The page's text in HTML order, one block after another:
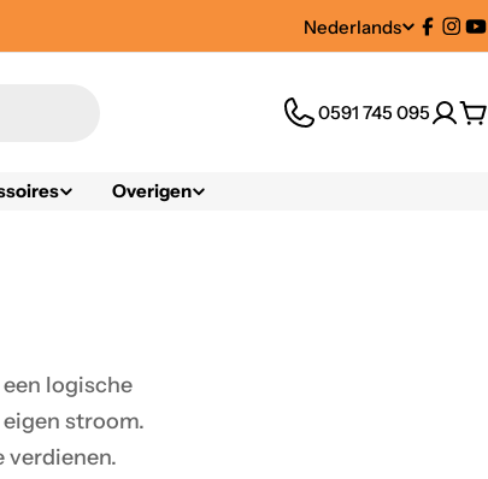
T
a
Nederlands
0591 745 095
Overigen
logische
stroom.
verdienen.